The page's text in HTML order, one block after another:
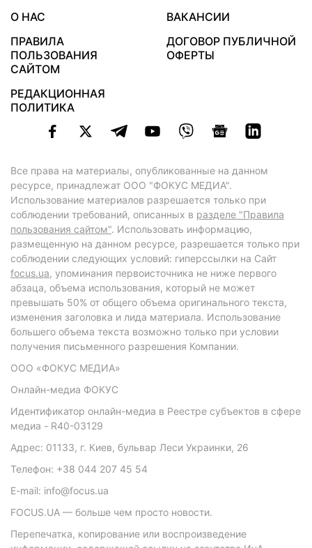
О НАС
ВАКАНСИИ
ПРАВИЛА
ПОЛЬЗОВАНИЯ
САЙТОМ
ДОГОВОР ПУБЛИЧНОЙ
ОФЕРТЫ
РЕДАКЦИОННАЯ
ПОЛИТИКА
Все права на материалы, опубликованные на данном
ресурсе, принадлежат ООО "ФОКУС МЕДИА".
Использование материалов разрешается только при
соблюдении требований, описанных в разделе "Правила
пользования сайтом". Использовать информацию,
размещенную на данном ресурсе, разрешается только при
соблюдении следующих условий: гиперссылки на Сайт
focus.ua, упоминания первоисточника не ниже первого
абзаца, объема использования, который не может
превышать 50% от общего объема оригинального текста,
изменения заголовка и лида материала. Использование
большего объема текста возможно только при условии
получения письменного разрешения Компании.
ООО «ФОКУС МЕДИА»
Онлайн-медиа ФОКУС
Идентификатор онлайн-медиа в Реестре субъектов в сфере
медиа - R40-03129
Адрес: 01133, г. Киев, бульвар Леси Украинки, 26
Телефон: +38 044 207 45 54
E-mail: info@focus.ua
FOCUS.UA — больше чем просто новости.
Перепечатка, копирование или воспроизведение